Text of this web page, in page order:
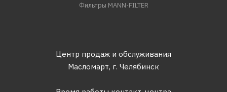
Фильтры MANN-FILTER
Центр продаж и обслуживания
Масломарт, г. Челябинск